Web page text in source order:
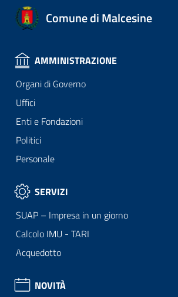
Comune di Malcesine
AMMINISTRAZIONE
Organi di Governo
Uffici
Enti e Fondazioni
Politici
Personale
SERVIZI
SUAP – Impresa in un giorno
Calcolo IMU - TARI
Acquedotto
NOVITÀ